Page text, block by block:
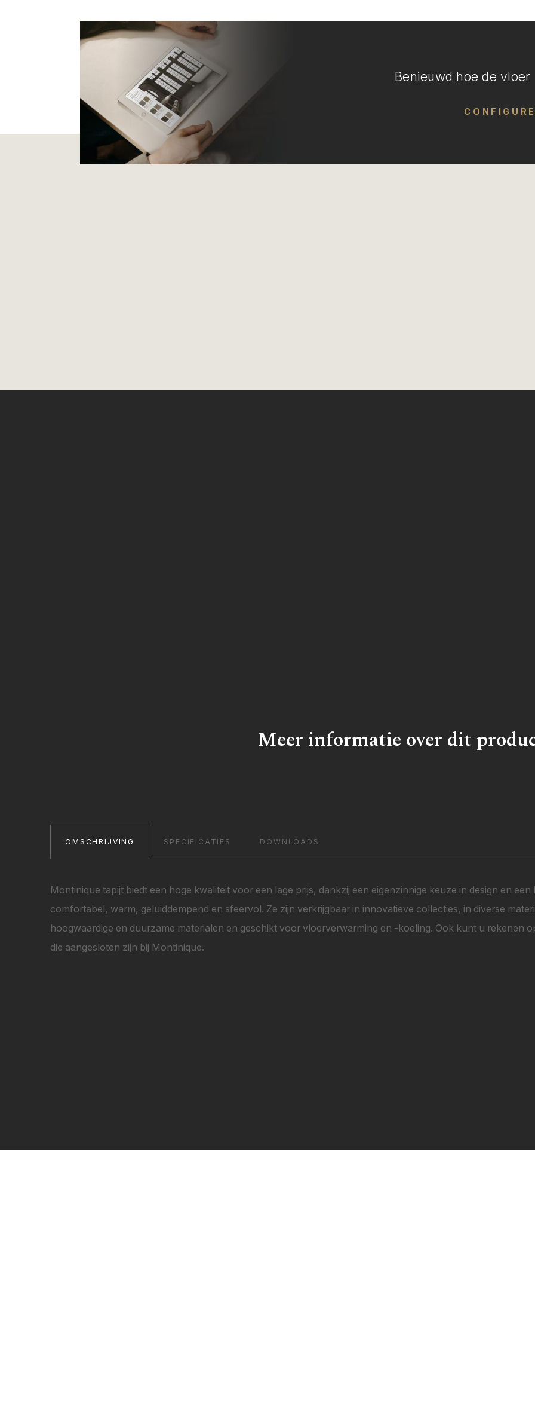
Benieuwd hoe de
Meer informatie over dit
OMSCHRIJVING SPECIFICATIES DOWNLOADS
Montinique tapijt biedt een hoge kwaliteit voor een lage prijs, dankzij een eigenzinnige keuze in design en
comfortabel, warm, geluiddempend en sfeervol. Ze zijn verkrijgbaar in innovatieve collecties, in diverse
hoogwaardige en duurzame materialen en geschikt voor vloerverwarming en -koeling. Ook kunt u rekenen
die aangesloten zijn bij Montinique.